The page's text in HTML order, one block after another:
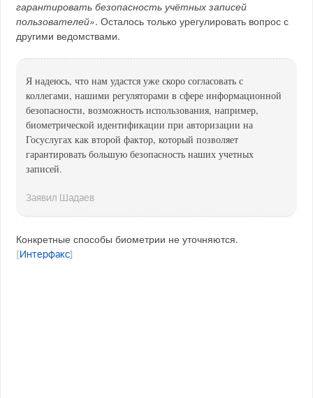
гарантировать безопасность учётных записей
пользователей». Осталось только урегулировать вопрос с
другими ведомствами.
Я надеюсь, что нам удастся уже скоро согласовать с
коллегами, нашими регуляторами в сфере информационной
безопасности, возможность использования, например,
биометрической идентификации при авторизации на
Госуслугах как второй фактор, который позволяет
гарантировать большую безопасность наших учетных
записей.
Заявил Шадаев
Конкретные способы биометрии не уточняются.
[Интерфакс]